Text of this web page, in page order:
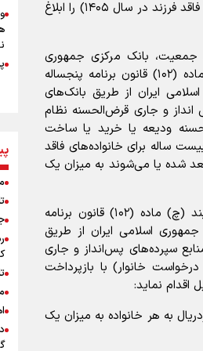
خرید و یا ساخت مسکن به خانواد‌های دارای دو، یک و فاقد فرزند در سال ۱۴۰۵) را ابلاغ
جوانی جمعیت، بانک مرکزی جمهوری
اسلامی ایران موظف است در راستای اجرای بند (چ) ماده (۱۰۲) قانون برنامه پنجساله
ایران از طریق بانک‌های
پس انداز و جاری قرض‌الحسنه نظام
ودیعه یا خرید یا ساخت
ساله برای خانواده‌های فاقد
سوم به بعد شده یا می‌شوند به میزان یک
تبصره ۱- بانک مرکزی مکلف است در راستای اجرای بند (چ) ماده (۱۰۲) قانون برنامه
اسلامی ایران از طریق
و ۶۰۰ میلیارد ریال از منابع سپرده‌های پس‌انداز و جاری
خانوار) با بازپرداخت
دو فرزند تا سقف ۲ هزار میلیاردریال به هر خانواده به میزان یک